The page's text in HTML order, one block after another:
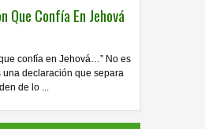
Que Confía En Jehová
confía en Jehová…” No es
declaración que separa
de lo ...